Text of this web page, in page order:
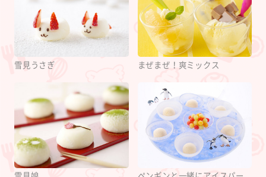
雪見うさぎ まぜまぜ！爽ミックス